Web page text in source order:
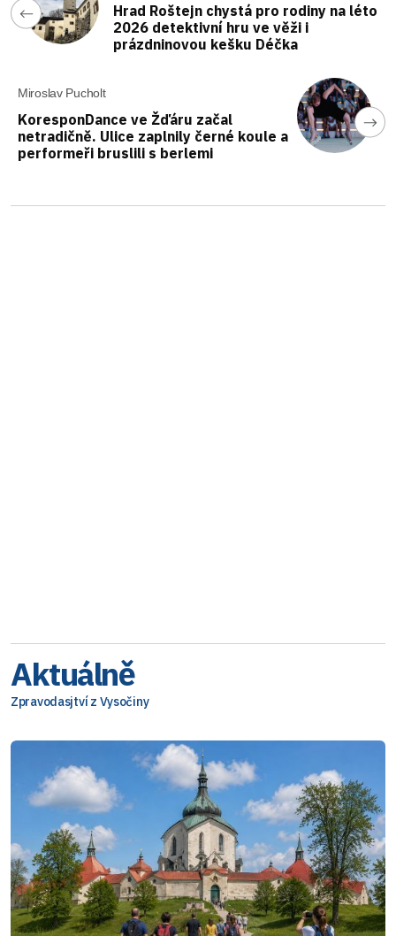
Hrad Roštejn chystá pro rodiny na léto
2026 detektivní hru ve věži i
prázdninovou kešku Déčka
Miroslav Pucholt
KoresponDance ve Žďáru začal
netradičně. Ulice zaplnily černé koule a
performeři bruslili s berlemi
Aktuálně
Zpravodasjtví z Vysočiny